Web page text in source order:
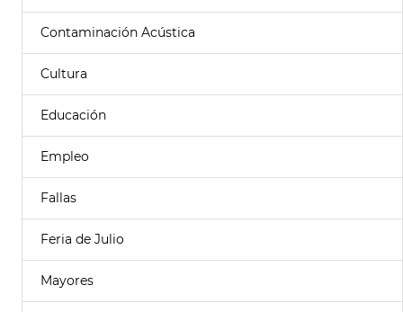
Contaminación Acústica
Cultura
Educación
Empleo
Fallas
Feria de Julio
Mayores